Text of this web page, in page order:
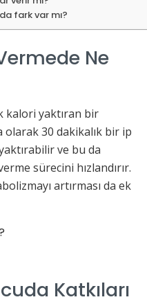
fark var mı?
Ne
kalori yaktıran bir
30 dakikalık bir ip
ve bu da
sürecini hızlandırır.
artırması da ek
Katkıları